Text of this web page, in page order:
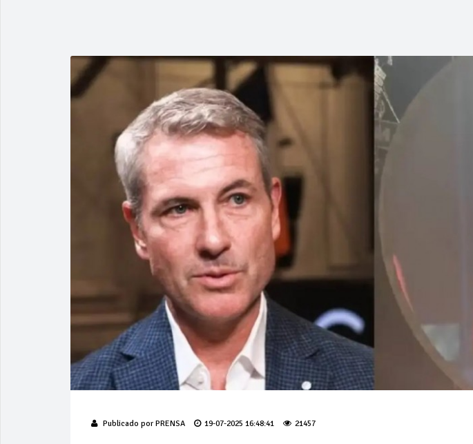
Publicado por PRENSA 19-07-2025 16:48:41 21457